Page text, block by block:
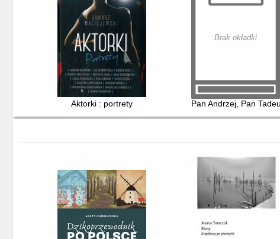
Aktorki : portrety
Brak okładki
Pan Andrzej, Pan